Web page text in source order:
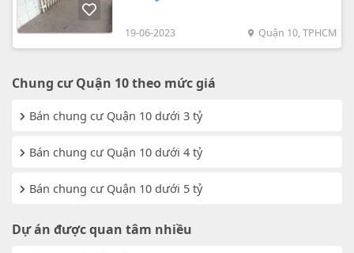
19-06-2023 Quận 10, TPHCM
Chung cư Quận 10 theo mức giá
Bán chung cư Quận 10 dưới 3 tỷ
Bán chung cư Quận 10 dưới 4 tỷ
Bán chung cư Quận 10 dưới 5 tỷ
Dự án được quan tâm nhiều